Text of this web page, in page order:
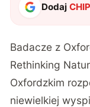
Dodaj
Badacze z
Rethinking
Oxfordzkim
niewielkiej